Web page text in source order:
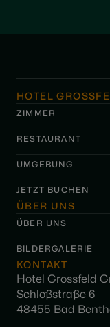
HOTEL
ZIMMER
RESTAURANT
UMGEBUNG
JETZT BUCHEN
ÜBER UNS
ÜBER UNS
BILDERGALERIE
KONTAKT
Hotel Grossfeld
Schloßstraße 6
48455 Bad